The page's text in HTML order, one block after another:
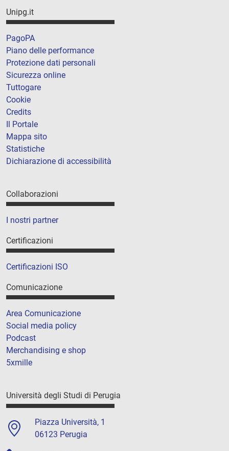
Unipg.it
PagoPA
Piano delle performance
Protezione dati personali
Sicurezza online
Tuttogare
Cookie
Credits
Il Portale
Mappa sito
Statistiche
Dichiarazione di accessibilità
Collaborazioni
I nostri partner
Certificazioni
Certificazioni ISO
Comunicazione
Area Comunicazione
Social media policy
Podcast
Merchandising e shop
5xmille
Università degli Studi di Perugia
Piazza Università, 1
06123 Perugia